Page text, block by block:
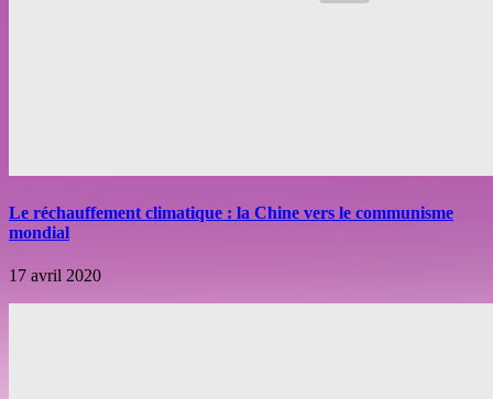
Le réchauffement climatique : la Chine vers le communisme
mondial
17 avril 2020